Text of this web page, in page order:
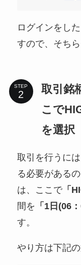
ログインをし
すので、そち
STEP
取引銘
こで
を選択
取引を行うに
る必要がある
は、ここで「
間を 「1日(06：
す。
やり方は下記の